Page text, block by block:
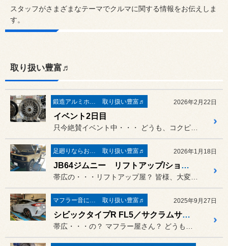
スタッフがさまざまなテーマでクルマに関する情報をお伝えしま
す。
取り扱い豊富♬
鍛造アルミホイール 取り扱い豊富♬ 2026年2月22日
イベント2日目
足廻りならお任せ♬ 取り扱い豊富♬ 2026年1月18日
JB64ジムニー リフトアップ/ショーワガレージ
マフラー音に痺れる 取り扱い豊富♬ 2025年9月27日
シビックタイプR FL5／サクラムサイレンサー